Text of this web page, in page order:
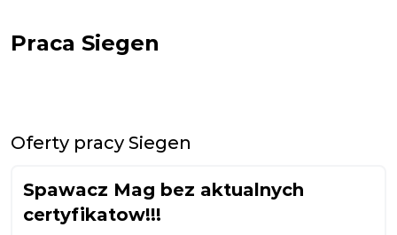
Praca Siegen
Oferty pracy Siegen
Spawacz Mag bez aktualnych
certyfikatow!!!